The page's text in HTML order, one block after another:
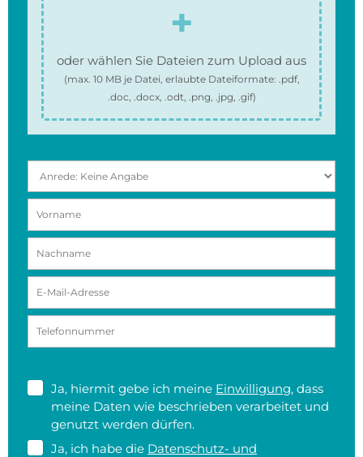
oder wählen Sie Dateien zum Upload aus
(max. 10 MBje Datei, erlaubte Dateiformate: .pdf,
.doc, .docx, .odt, .png, .jpg, .gif)
Ja, hiermit gebe ich meine Einwilligung, dass
meine Daten wie beschrieben verarbeitet und
genutzt werden dürfen.
Ja, ich habe die Datenschutz- und